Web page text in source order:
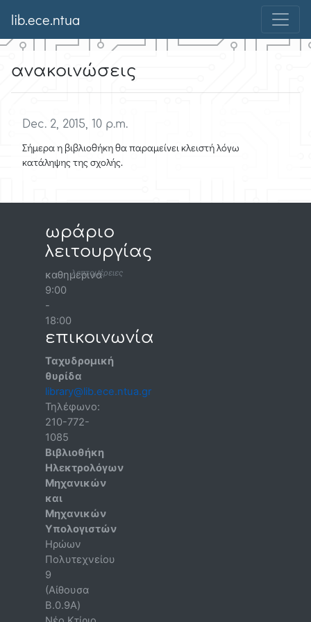
lib.ece.ntua
ανακοινώσεις
Dec. 2, 2015, 10 p.m.
Σήμερα η βιβλιοθήκη θα παραμείνει κλειστή λόγω
κατάληψης της σχολής.
ωράριο
λειτουργίας
καθημερινά
9:00
-
18:00
λεπτομέρειες
επικοινωνία
Ταχυδρομική
θυρίδα
library@lib.ece.ntua.gr
Τηλέφωνο:
210-772-
1085
Βιβλιοθήκη
Ηλεκτρολόγων
Μηχανικών
και
Μηχανικών
Υπολογιστών
Ηρώων
Πολυτεχνείου
9
(Αίθουσα
B.0.9A)